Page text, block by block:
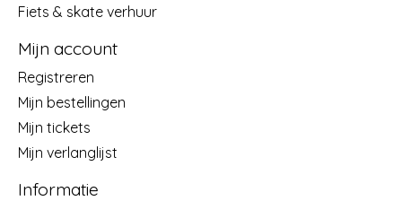
Fiets & skate verhuur
Mijn account
Registreren
Mijn bestellingen
Mijn tickets
Mijn verlanglijst
Informatie